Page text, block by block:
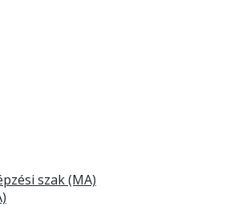
szak (MA)